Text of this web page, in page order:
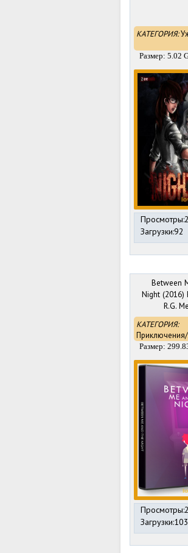
КАТЕГОРИЯ:
Размер: 5.02
Загрузки:92
Between
Night (2016)
R.G.
КАТЕГОРИЯ:
Размер:
Загрузки:103